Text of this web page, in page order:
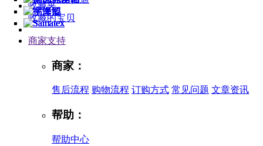
收藏夹
收藏的宝贝
商家支持
商家：
售后流程 购物流程 订购方式 常见问题 文章资讯
帮助：
帮助中心